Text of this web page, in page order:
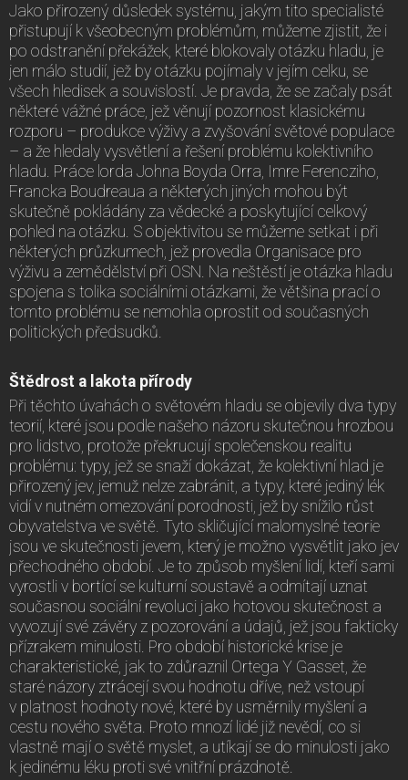
Jako přirozený důsledek systému, jakým tito specialisté
přistupují k všeobecným problémům, můžeme zjistit, že i
po odstranění překážek, které blokovaly otázku hladu, je
jen málo studií, jež by otázku pojímaly v jejím celku, se
všech hledisek a souvislostí. Je pravda, že se začaly psát
některé vážné práce, jež věnují pozornost klasickému
rozporu – produkce výživy a zvyšování světové populace
– a že hledaly vysvětlení a řešení problému kolektivního
hladu. Práce lorda Johna Boyda Orra, Imre Ferencziho,
Francka Boudreaua a některých jiných mohou být
skutečně pokládány za vědecké a poskytující celkový
pohled na otázku. S objektivitou se můžeme setkat i při
některých průzkumech, jež provedla Organisace pro
výživu a zemědělství při OSN. Na neštěstí je otázka hladu
spojena s tolika sociálními otázkami, že většina prací o
tomto problému se nemohla oprostit od současných
politických předsudků.
Štědrost a lakota přírody
Při těchto úvahách o světovém hladu se objevily dva typy
teorií, které jsou podle našeho názoru skutečnou hrozbou
pro lidstvo, protože překrucují společenskou realitu
problému: typy, jež se snaží dokázat, že kolektivní hlad je
přirozený jev, jemuž nelze zabránit, a typy, které jediný lék
vidí v nutném omezování porodnosti, jež by snížilo růst
obyvatelstva ve světě. Tyto skličující malomyslné teorie
jsou ve skutečnosti jevem, který je možno vysvětlit jako jev
přechodného období. Je to způsob myšlení lidí, kteří sami
vyrostli v bortící se kulturní soustavě a odmítají uznat
současnou sociální revoluci jako hotovou skutečnost a
vyvozují své závěry z pozorování a údajů, jež jsou fakticky
přízrakem minulosti. Pro období historické krise je
charakteristické, jak to zdůraznil Ortega Y Gasset, že
staré názory ztrácejí svou hodnotu dříve, než vstoupí
v platnost hodnoty nové, které by usměrnily myšlení a
cestu nového světa. Proto mnozí lidé již nevědí, co si
vlastně mají o světě myslet, a utíkají se do minulosti jako
k jedinému léku proti své vnitřní prázdnotě.